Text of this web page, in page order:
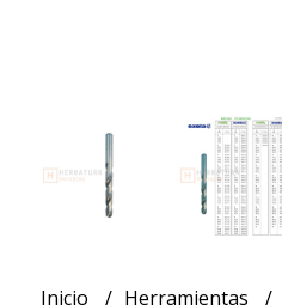
Inicio Herramientas